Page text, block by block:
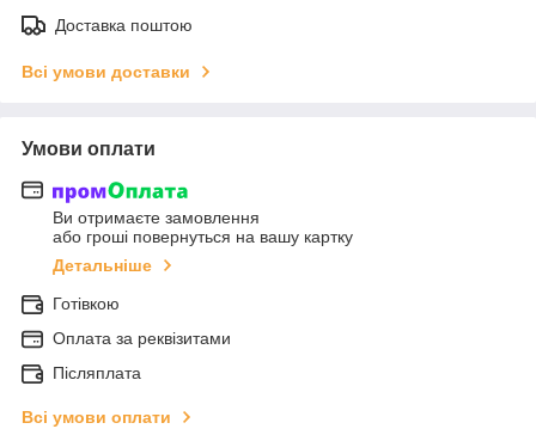
Доставка поштою
Всі умови доставки
Умови оплати
Ви отримаєте замовлення
або гроші повернуться на вашу картку
Детальніше
Готівкою
Оплата за реквізитами
Післяплата
Всі умови оплати